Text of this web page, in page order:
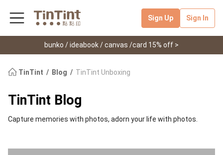
Sign Up Sign In
bunko / ideabook / canvas /card 15% off >
TinTint Blog TinTint Unboxing
TinTint Blog
Capture memories with photos, adorn your life with photos.